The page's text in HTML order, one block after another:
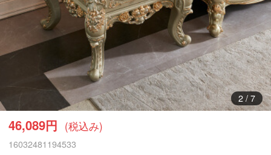
3/ 7
46,089円 (税込み)
16032481194533